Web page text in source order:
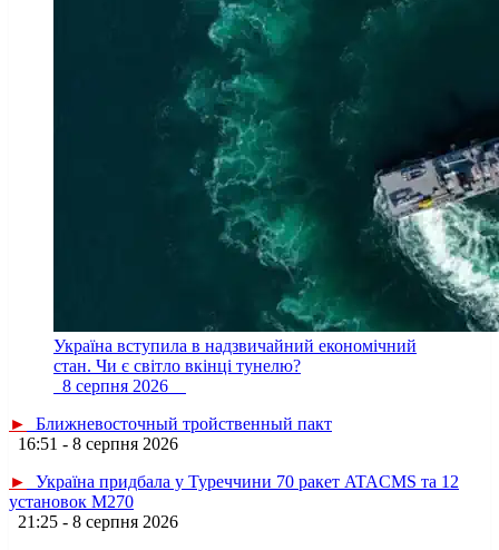
Україна вступила в надзвичайний економічний
стан. Чи є світло вкінці тунелю?
8 серпня 2026
►
Ближневосточный тройственный пакт
16:51 - 8 серпня 2026
►
Україна придбала у Туреччини 70 ракет ATACMS та 12
установок M270
21:25 - 8 серпня 2026